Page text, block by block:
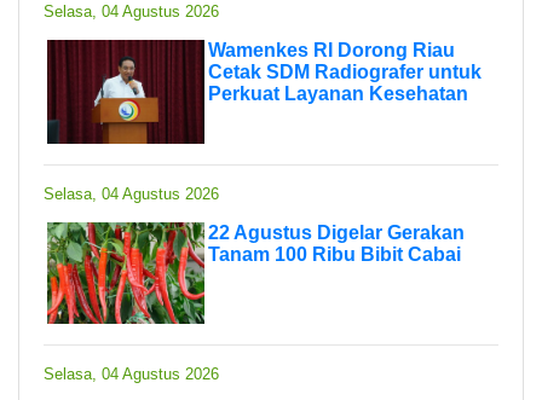
Selasa, 04 Agustus 2026
Wamenkes RI Dorong Riau
Cetak SDM Radiografer untuk
Perkuat Layanan Kesehatan
Selasa, 04 Agustus 2026
22 Agustus Digelar Gerakan
Tanam 100 Ribu Bibit Cabai
Selasa, 04 Agustus 2026